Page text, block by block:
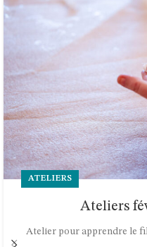
ATELIERS
Ateliers
Atelier pour apprendre le